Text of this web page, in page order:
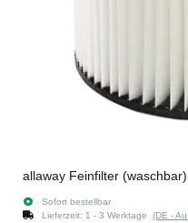
allaway Feinfilter
Sofort bestellbar
Lieferzeit: 1 - 3 Werktage (DE -